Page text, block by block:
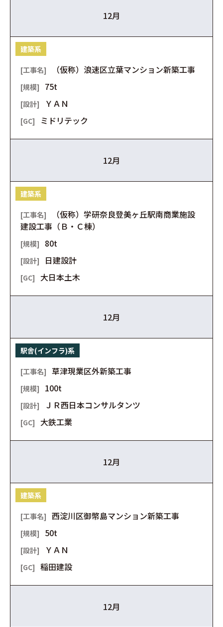
12月
建築系
（仮称）浪速区立葉マンション新築工事
75t
ＹＡＮ
ミドリテック
12月
建築系
（仮称）学研奈良登美ヶ丘駅南商業施設
建設工事（Ｂ・Ｃ棟）
80t
日建設計
大日本土木
12月
駅舎(インフラ)系
草津現業区外新築工事
100t
ＪＲ西日本コンサルタンツ
大鉄工業
12月
建築系
西淀川区御幣島マンション新築工事
50t
ＹＡＮ
稲田建設
12月